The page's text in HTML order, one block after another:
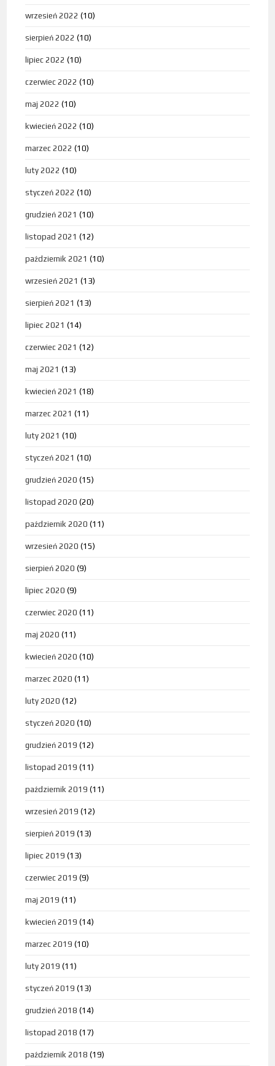
wrzesień 2022 (10)
sierpień 2022 (10)
lipiec 2022 (10)
czerwiec 2022 (10)
maj 2022 (10)
kwiecień 2022 (10)
marzec 2022 (10)
luty 2022 (10)
styczeń 2022 (10)
grudzień 2021 (10)
listopad 2021 (12)
październik 2021 (10)
wrzesień 2021 (13)
sierpień 2021 (13)
lipiec 2021 (14)
czerwiec 2021 (12)
maj 2021 (13)
kwiecień 2021 (18)
marzec 2021 (11)
luty 2021 (10)
styczeń 2021 (10)
grudzień 2020 (15)
listopad 2020 (20)
październik 2020 (11)
wrzesień 2020 (15)
sierpień 2020 (9)
lipiec 2020 (9)
czerwiec 2020 (11)
maj 2020 (11)
kwiecień 2020 (10)
marzec 2020 (11)
luty 2020 (12)
styczeń 2020 (10)
grudzień 2019 (12)
listopad 2019 (11)
październik 2019 (11)
wrzesień 2019 (12)
sierpień 2019 (13)
lipiec 2019 (13)
czerwiec 2019 (9)
maj 2019 (11)
kwiecień 2019 (14)
marzec 2019 (10)
luty 2019 (11)
styczeń 2019 (13)
grudzień 2018 (14)
listopad 2018 (17)
październik 2018 (19)